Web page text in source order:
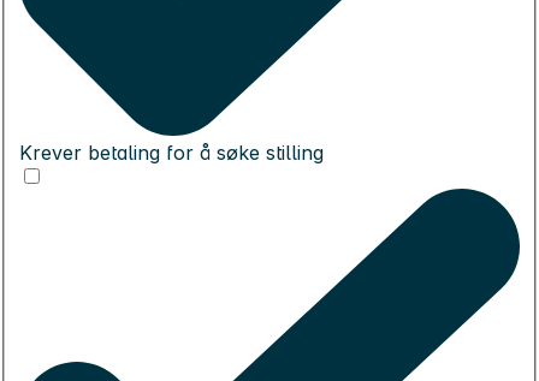
Krever betaling for å søke stilling